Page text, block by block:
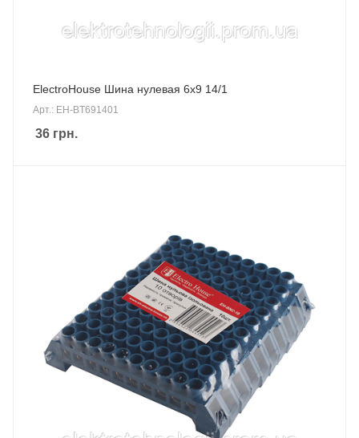
ElectroHouse Шина нулевая 6х9 14/1
Арт.: EH-BT691401
36 грн.